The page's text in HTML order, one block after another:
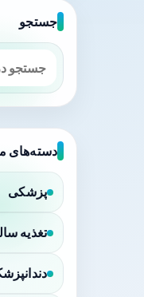
جستجو
دسته‌های
پزشکی
تغذیه